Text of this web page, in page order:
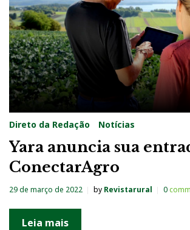
Direto da Redação Notícias
Yara anuncia sua
ConectarAgro
29 de março de 2022 by Revistarural 0
Leia mais